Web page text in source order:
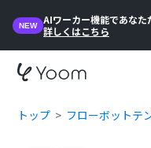
NEW
AIワーカー機能であなた
詳しくはこちら
トップ フローボットテ